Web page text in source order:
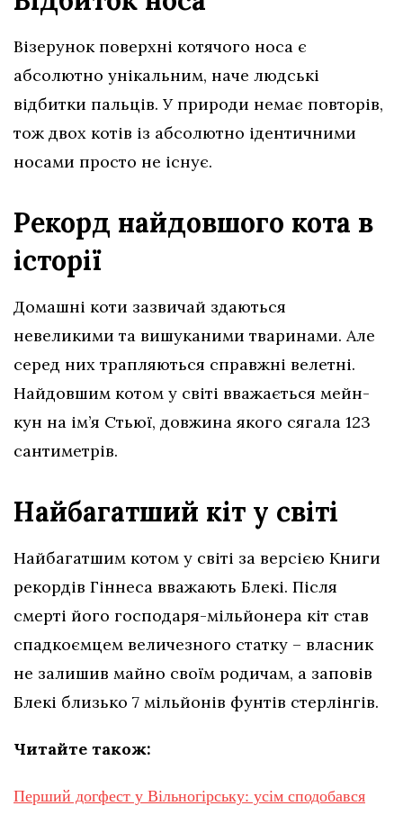
Візерунок поверхні котячого носа є
абсолютно унікальним, наче людські
відбитки пальців. У природи немає повторів,
тож двох котів із абсолютно ідентичними
носами просто не існує.
Рекорд найдовшого кота в
історії
Домашні коти зазвичай здаються
невеликими та вишуканими тваринами. Але
серед них трапляються справжні велетні.
Найдовшим котом у світі вважається мейн-
кун на ім’я Стьюї, довжина якого сягала 123
сантиметрів.
Найбагатший кіт у світі
Найбагатшим котом у світі за версією Книги
рекордів Гіннеса вважають Блекі. Після
смерті його господаря-мільйонера кіт став
спадкоємцем величезного статку – власник
не залишив майно своїм родичам, а заповів
Блекі близько 7 мільйонів фунтів стерлінгів.
Читайте також:
Перший догфест у Вільногірську: усім сподобався